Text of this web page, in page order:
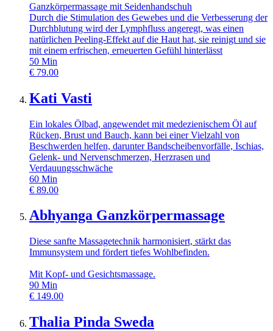
Ganzkörpermassage mit Seidenhandschuh
Durch die Stimulation des Gewebes und die Verbesserung der
Durchblutung wird der Lymphfluss angeregt, was einen
natürlichen Peeling-Effekt auf die Haut hat, sie reinigt und sie
mit einem erfrischen, erneuerten Gefühl hinterlässt
50 Min
€ 79.00
Kati Vasti
Ein lokales Ölbad, angewendet mit medezienischem Öl auf
Rücken, Brust und Bauch, kann bei einer Vielzahl von
Beschwerden helfen, darunter Bandscheibenvorfälle, Ischias,
Gelenk- und Nervenschmerzen, Herzrasen und
Verdauungsschwäche
60 Min
€ 89.00
Abhyanga Ganzkörpermassage
Diese sanfte Massagetechnik harmonisiert, stärkt das
Immunsystem und fördert tiefes Wohlbefinden.
Mit Kopf- und Gesichtsmassage.
90 Min
€ 149.00
Thalia Pinda Sweda